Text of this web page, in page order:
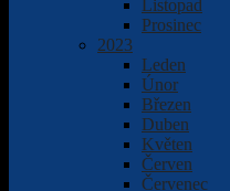
Listopad
Prosinec
2023
Leden
Únor
Březen
Duben
Květen
Červen
Červenec